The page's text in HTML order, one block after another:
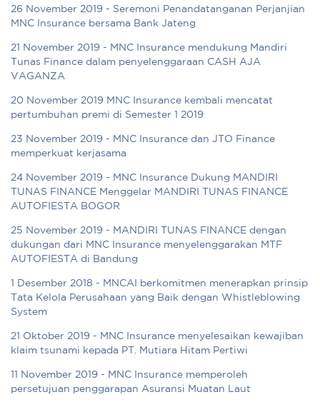
26 November 2019 - Seremoni Penandatanganan Perjanjian
MNC Insurance bersama Bank Jateng
21 November 2019 - MNC Insurance mendukung Mandiri
Tunas Finance dalam penyelenggaraan CASH AJA
VAGANZA
20 November 2019 MNC Insurance kembali mencatat
pertumbuhan premi di Semester 1 2019
23 November 2019 - MNC Insurance dan JTO Finance
memperkuat kerjasama
24 November 2019 - MNC Insurance Dukung MANDIRI
TUNAS FINANCE Menggelar MANDIRI TUNAS FINANCE
AUTOFIESTA BOGOR
25 November 2019 - MANDIRI TUNAS FINANCE dengan
dukungan dari MNC Insurance menyelenggarakan MTF
AUTOFIESTA di Bandung
1 Desember 2018 - MNCAI berkomitmen menerapkan prinsip
Tata Kelola Perusahaan yang Baik dengan Whistleblowing
System
21 Oktober 2019 - MNC Insurance menyelesaikan kewajiban
klaim tsunami kepada PT. Mutiara Hitam Pertiwi
11 November 2019 - MNC Insurance memperoleh
persetujuan penggarapan Asuransi Muatan Laut